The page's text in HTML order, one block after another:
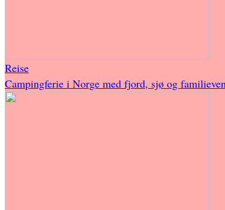
Reise
Campingferie i Norge med fjord, sjø og